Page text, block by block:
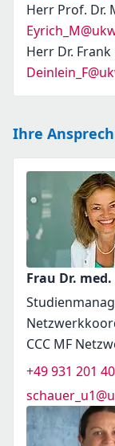
Herr Prof. Dr.
Herr Dr.
Ihre
Frau Dr.
CCC MF
+49 931 201